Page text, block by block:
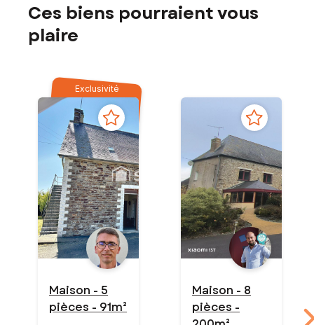
Ces biens pourraient vous
plaire
Exclusivité
Maison - 5
pièces - 91m²
Maison - 8
pièces -